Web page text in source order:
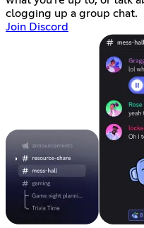
clogging up a group chat.
Join Discord